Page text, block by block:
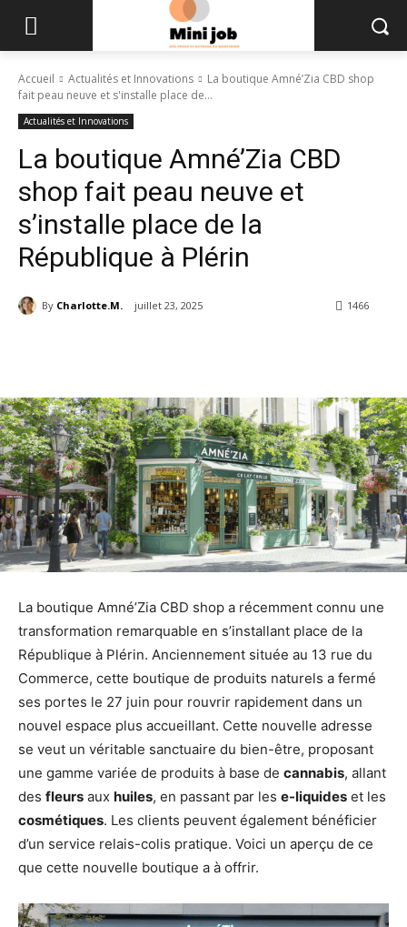
Accueil Actualités et Innovations
La boutique Amné’Zia CBD shop
fait peau neuve et s'installe place de...
Actualités et Innovations
La boutique Amné’Zia CBD
shop fait peau neuve et
s’installe place de la
République à Plérin
By Charlotte.M. juillet 23, 2025 1466
La boutique Amné’Zia CBD shop a récemment connu une
transformation remarquable en s’installant place de la
République à Plérin. Anciennement située au 13 rue du
Commerce, cette boutique de produits naturels a fermé
ses portes le 27 juin pour rouvrir rapidement dans un
nouvel espace plus accueillant. Cette nouvelle adresse
se veut un véritable sanctuaire du bien-être, proposant
une gamme variée de produits à base de cannabis, allant
des fleurs aux huiles, en passant par les e-liquides et les
cosmétiques. Les clients peuvent également bénéficier
d’un service relais-colis pratique. Voici un aperçu de ce
que cette nouvelle boutique a à offrir.